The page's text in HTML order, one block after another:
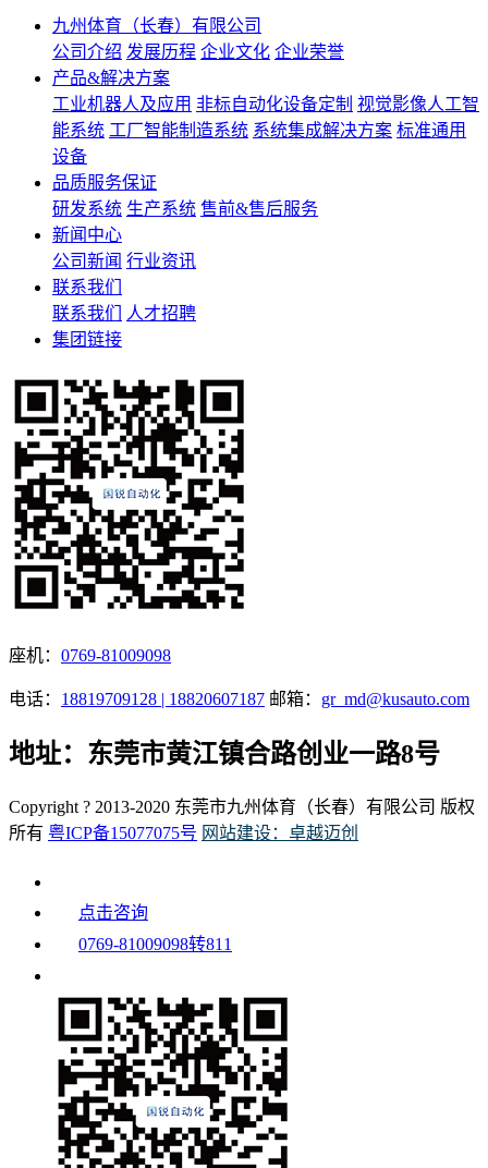
九州体育（长春）有限公司
公司介绍 发展历程 企业文化 企业荣誉
产品&解决方案
工业机器人及应用 非标自动化设备定制 视觉影像人工智
能系统 工厂智能制造系统 系统集成解决方案 标准通用
设备
品质服务保证
研发系统 生产系统 售前&售后服务
新闻中心
公司新闻 行业资讯
联系我们
联系我们
人才招聘
集团链接
座机： 0769-81009098
电话： 18819709128 | 18820607187 邮箱： gr_md@kusauto.com
地址：东莞市黄江镇合路创业一路8号
Copyright ? 2013-2020 东莞市九州体育（长春）有限公司 版权
所有 粤ICP备15077075号 网站建设：卓越迈创
点击咨询
0769-81009098转811